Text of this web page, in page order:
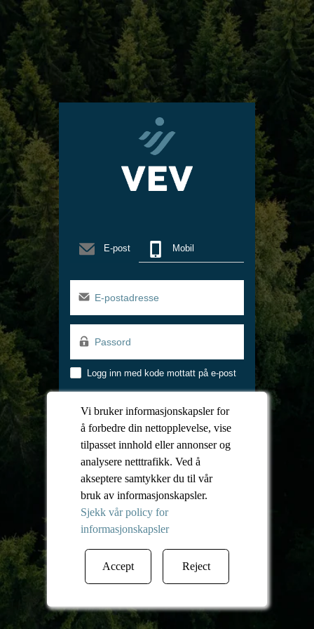
Vi bruker informasjonskapsler for
å forbedre din nettopplevelse, vise
tilpasset innhold eller annonser og
analysere netttrafikk. Ved å
akseptere samtykker du til vår
bruk av informasjonskapsler.
Sjekk vår policy for
informasjonskapsler
Accept Reject
Email
E-post Mobile
Mobil
postadresse
Logg inn med kode mottatt på e-post
Logg inn
Er du ansatt? Logg inn her